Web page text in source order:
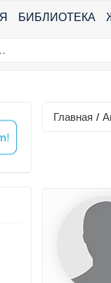
БИБЛИОТЕКА
Главная /